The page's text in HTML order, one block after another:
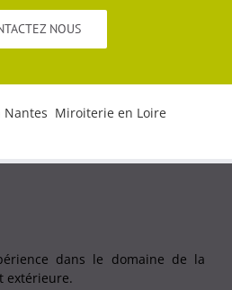
NOUS
Miroiterie en Loire
dans le domaine de la
extérieure.